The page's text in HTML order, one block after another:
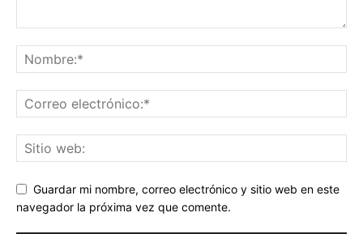
Guardar mi nombre, correo electrónico y sitio web en este
navegador la próxima vez que comente.